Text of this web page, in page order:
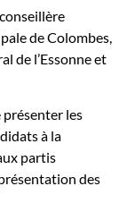
de Colombes,
de l’Essonne et
présenter les
à la
partis
des